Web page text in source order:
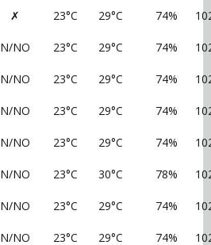
✗ 23°C 29°C 74%
N/NO 23°C 29°C 74%
N/NO 23°C 29°C 74%
N/NO 23°C 29°C 74%
N/NO 23°C 29°C 74%
N/NO 23°C 30°C 78%
N/NO 23°C 29°C 74%
N/NO 23°C 29°C 74%